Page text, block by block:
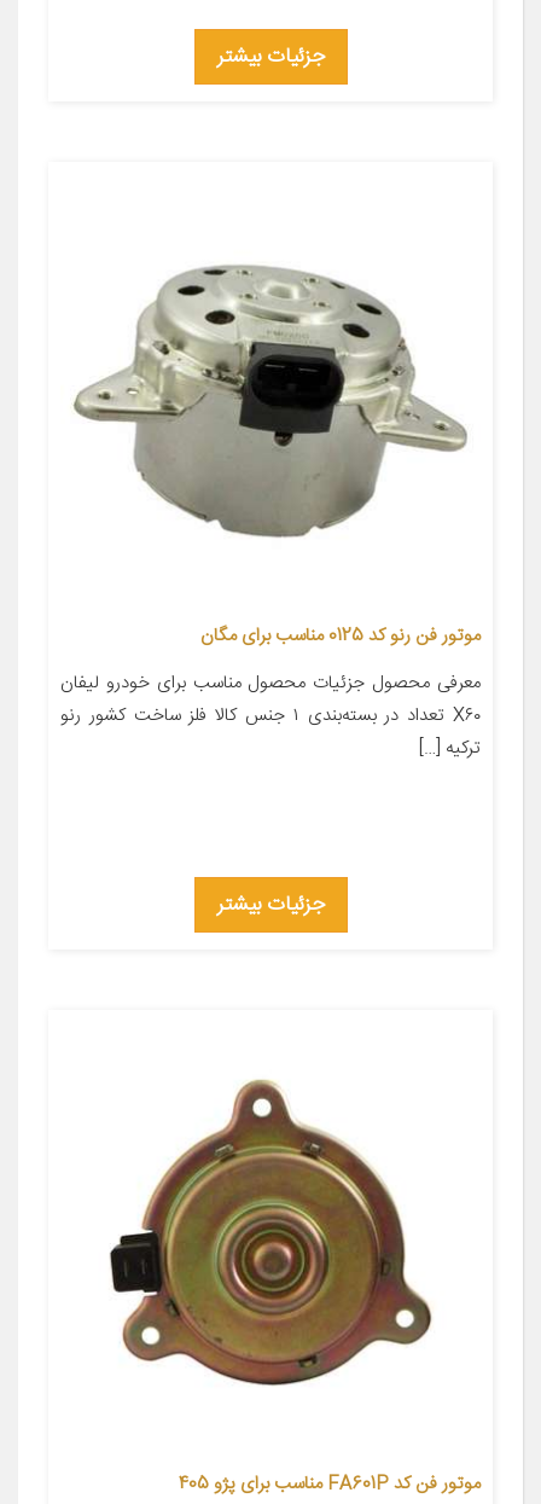
جزئیات بیشتر
موتور فن رنو کد 0125 مناسب برای مگان
معرفی محصول جزئیات محصول مناسب برای خودرو لیفان
X۶۰ تعداد در بسته‌بندی ۱ جنس کالا فلز ساخت کشور رنو
ترکیه […]
جزئیات بیشتر
موتور فن کد FA601P مناسب برای پژو 405